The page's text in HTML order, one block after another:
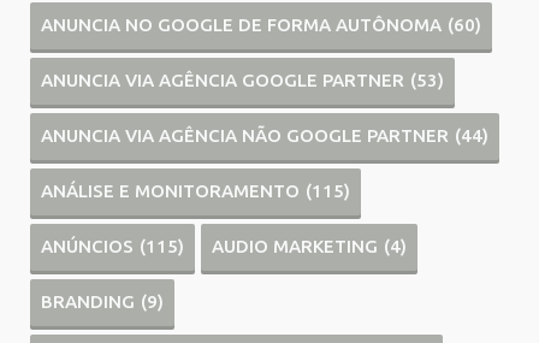
ANUNCIA NO GOOGLE DE FORMA AUTÔNOMA (60)
ANUNCIA VIA AGÊNCIA GOOGLE PARTNER (53)
ANUNCIA VIA AGÊNCIA NÃO GOOGLE PARTNER (44)
ANÁLISE E MONITORAMENTO (115)
ANÚNCIOS (115) AUDIO MARKETING (4)
BRANDING (9)